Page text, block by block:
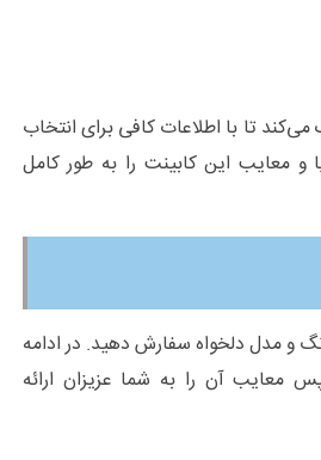
تا با اطلاعات کافی برای انتخاب
و معایب این کابینت را به طور کامل
و مدل دلخواه سفارش دهید. در ادامه
معایب آن را به شما عزیزان ارائه